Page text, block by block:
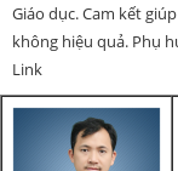
Giáo dục. Cam kết
không hiệu quả. Phụ
Link